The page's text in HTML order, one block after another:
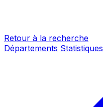
Retour à la recherche
Départements Statistiques